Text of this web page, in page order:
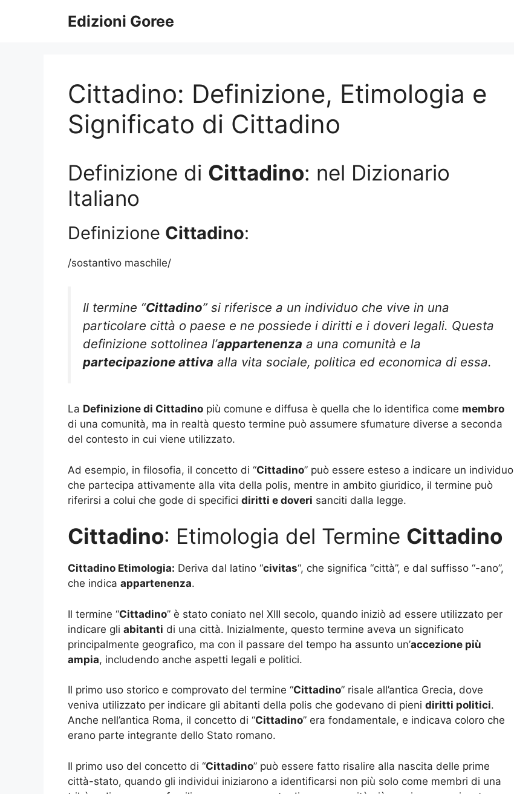
Edizioni Goree
Cittadino: Definizione, Etimologia e
Significato di Cittadino
Definizione di Cittadino: nel Dizionario
Italiano
Definizione Cittadino:
/sostantivo maschile/
Il termine “Cittadino” si riferisce a un individuo che vive in una
particolare città o paese e ne possiede i diritti e i doveri legali. Questa
definizione sottolinea l’appartenenza a una comunità e la
partecipazione attiva alla vita sociale, politica ed economica di essa.
La Definizione di Cittadino più comune e diffusa è quella che lo identifica come membro
di una comunità, ma in realtà questo termine può assumere sfumature diverse a seconda
del contesto in cui viene utilizzato.
Ad esempio, in filosofia, il concetto di “Cittadino” può essere esteso a indicare un individuo
che partecipa attivamente alla vita della polis, mentre in ambito giuridico, il termine può
riferirsi a colui che gode di specifici diritti e doveri sanciti dalla legge.
Cittadino: Etimologia del Termine Cittadino
Cittadino Etimologia: Deriva dal latino “civitas“, che significa “città”, e dal suffisso “-ano”,
che indica appartenenza.
Il termine “Cittadino” è stato coniato nel XIII secolo, quando iniziò ad essere utilizzato per
indicare gli abitanti di una città. Inizialmente, questo termine aveva un significato
principalmente geografico, ma con il passare del tempo ha assunto un’accezione più
ampia, includendo anche aspetti legali e politici.
Il primo uso storico e comprovato del termine “Cittadino” risale all’antica Grecia, dove
veniva utilizzato per indicare gli abitanti della polis che godevano di pieni diritti politici.
Anche nell’antica Roma, il concetto di “Cittadino” era fondamentale, e indicava coloro che
erano parte integrante dello Stato romano.
Il primo uso del concetto di “Cittadino” può essere fatto risalire alla nascita delle prime
città-stato, quando gli individui iniziarono a identificarsi non più solo come membri di una